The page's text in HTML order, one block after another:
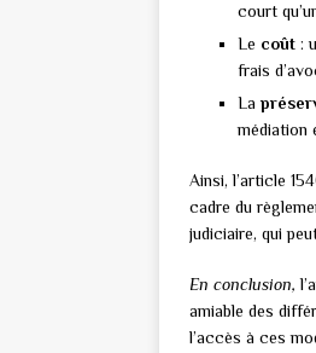
court
Le coût :
frais
La
médiation
Ainsi, l’article
cadre du
judiciaire, qui
En conclusion,
amiable des
l’accès à ces